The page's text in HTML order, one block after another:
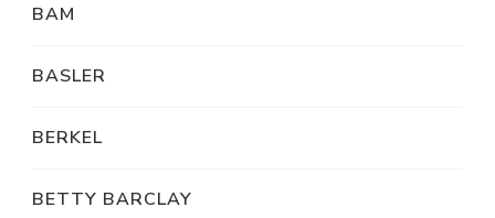
BAM
BASLER
BERKEL
BETTY BARCLAY